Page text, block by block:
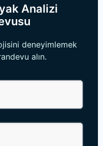
Analizi
deneyimlemek
alın.